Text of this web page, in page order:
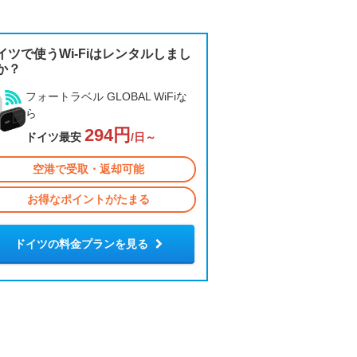
ツで使うWi-Fiはレンタルしまし
？
フォートラベル GLOBAL WiFiな
ら
ドイツ最安 294円 /日～
空港で受取・返却可能
お得なポイントがたまる
ドイツの料金プランを見る